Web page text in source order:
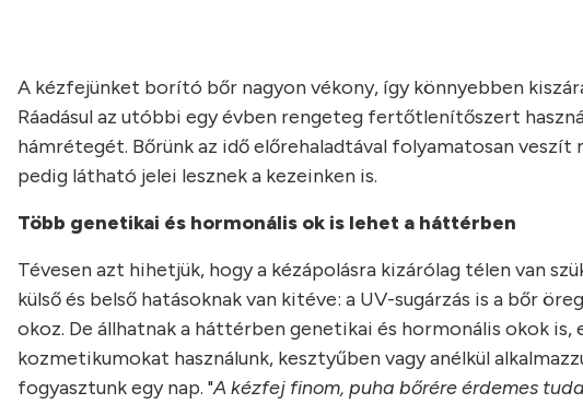
A kézfejünket borító bőr nagyon vékony, így könnyebben
Ráadásul az utóbbi egy évben rengeteg fertőtlenítőszert
hámrétegét. Bőrünk az idő előrehaladtával folyamatosan
pedig látható jelei lesznek a kezeinken is.
Több genetikai és hormonális ok is lehet a háttérben
Tévesen azt hihetjük, hogy a kézápolásra kizárólag télen van
külső és belső hatásoknak van kitéve: a UV-sugárzás is a bőr
okoz. De állhatnak a háttérben genetikai és hormonális okok
kozmetikumokat használunk, kesztyűben vagy anélkül
fogyasztunk egy nap. "A kézfej finom, puha bőrére érdemes